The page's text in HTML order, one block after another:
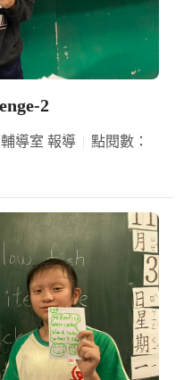
2
導室 報導
點閱數：